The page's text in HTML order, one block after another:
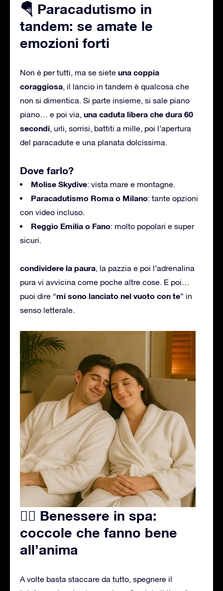
🪂 Paracadutismo in
tandem: se amate le
emozioni forti
Non è per tutti, ma se siete una coppia
coraggiosa, il lancio in tandem è qualcosa che
non si dimentica. Si parte insieme, si sale piano
piano… e poi via, una caduta libera che dura 60
secondi, urli, sorrisi, battiti a mille, poi l’apertura
del paracadute e una planata dolcissima.
Dove farlo?
Molise Skydive: vista mare e montagne.
Paracadutismo Roma o Milano: tante opzioni
con video incluso.
Reggio Emilia o Fano: molto popolari e super
sicuri.
condividere la paura, la pazzia e poi l’adrenalina
pura vi avvicina come poche altre cose. E poi…
puoi dire “mi sono lanciato nel vuoto con te” in
senso letterale.
🧖‍♀️ Benessere in spa:
coccole che fanno bene
all’anima
A volte basta staccare da tutto, spegnere il